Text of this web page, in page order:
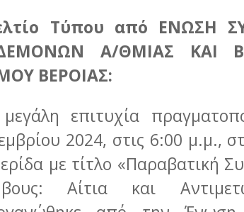
Τύπου από ΕΝΩΣΗ
Α/ΘΜΙΑΣ ΚΑΙ Β/
ΒΕΡΟΙΑΣ:
επιτυχία
2024, στις 6:00 μ.μ.,
με τίτλο «Παραβατική
Αίτια και